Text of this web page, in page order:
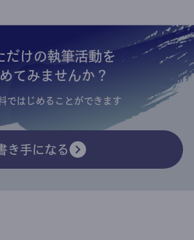
だけの執筆活動を
てみませんか？
ではじめることができます
き手になる